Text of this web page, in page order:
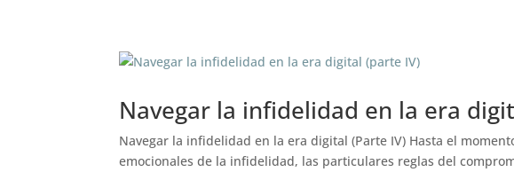
Psicoterapia Online
Navegar la infidelidad en la era
Navegar la infidelidad en la era digital (Parte IV) Hasta el
emocionales de la infidelidad, las particulares reglas del